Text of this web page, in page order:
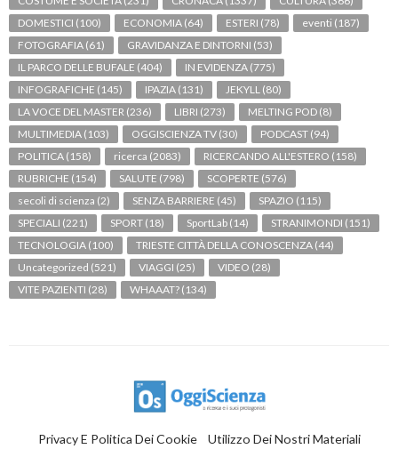
DOMESTICI (100) ECONOMIA (64) ESTERI (78) eventi (187)
FOTOGRAFIA (61) GRAVIDANZA E DINTORNI (53)
IL PARCO DELLE BUFALE (404) IN EVIDENZA (775)
INFOGRAFICHE (145) IPAZIA (131) JEKYLL (80)
LA VOCE DEL MASTER (236) LIBRI (273) MELTING POD (8)
MULTIMEDIA (103) OGGISCIENZA TV (30) PODCAST (94)
POLITICA (158) ricerca (2083) RICERCANDO ALL'ESTERO (158)
RUBRICHE (154) SALUTE (798) SCOPERTE (576)
secoli di scienza (2) SENZA BARRIERE (45) SPAZIO (115)
SPECIALI (221) SPORT (18) SportLab (14) STRANIMONDI (151)
TECNOLOGIA (100) TRIESTE CITTÀ DELLA CONOSCENZA (44)
Uncategorized (521) VIAGGI (25) VIDEO (28)
VITE PAZIENTI (28) WHAAAT? (134)
Privacy E Politica Dei Cookie Utilizzo Dei Nostri Materiali